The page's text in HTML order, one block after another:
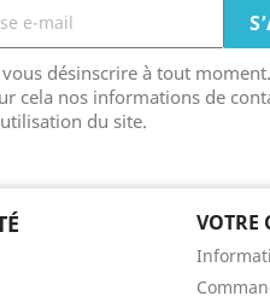
désinscrire à tout
cela nos informations de
du site.
VOTRE